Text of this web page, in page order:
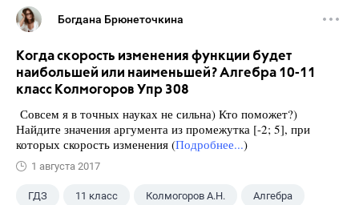
Богдана Брюнеточкина
Когда скорость изменения функции будет
наибольшей или наименьшей? Алгебра 10-11
класс Колмогоров Упр 308
Совсем я в точных науках не сильна) Кто поможет?)
Найдите значения аргумента из промежутка [-2; 5], при
которых скорость изменения (Подробнее...)
1 августа 2017
ГДЗ 11 класс Колмогоров А.Н. Алгебра